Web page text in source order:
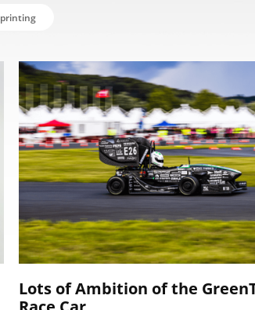
printing
Lots of Ambition of the